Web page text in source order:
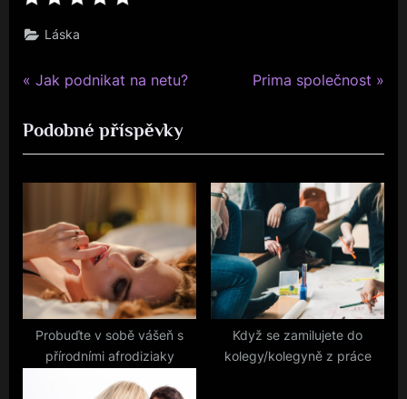
Láska
Navigace
pro
příspěvek
P
e
v
i
u
s
P
o
s
Jak podnikat na netu?
N
t
P
o
t
:
Prima společnost
Podobné příspěvky
Probuďte v sobě vášeň s
přírodními afrodiziaky
Když se zamilujete do
kolegy/kolegyně z práce